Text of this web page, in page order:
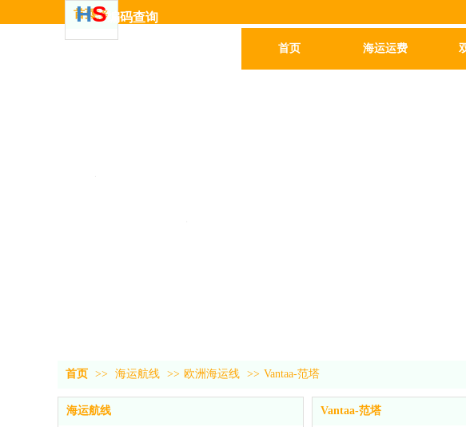
首页更多
HS编码查询
首页 海运运费
首页 >> 海运航线 >> 欧洲海运线 >> Vantaa-范塔
海运航线 Vantaa-范塔